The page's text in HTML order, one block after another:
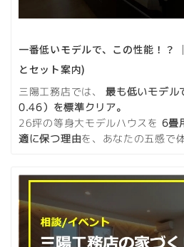
一番低いモデルで、この性能！？
とセット案内)
三陽工務店では、最も低いモデル
0.46）を標準クリア。
26坪の等身大モデルハウスを 6畳
適に保つ理由を、あなたの五感で